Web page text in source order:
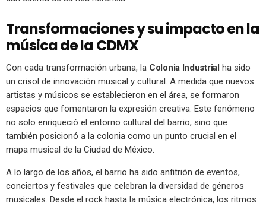
Transformaciones y su impacto en la
música de la CDMX
Con cada transformación urbana, la Colonia Industrial ha sido
un crisol de innovación musical y cultural. A medida que nuevos
artistas y músicos se establecieron en el área, se formaron
espacios que fomentaron la expresión creativa. Este fenómeno
no solo enriqueció el entorno cultural del barrio, sino que
también posicionó a la colonia como un punto crucial en el
mapa musical de la Ciudad de México.
A lo largo de los años, el barrio ha sido anfitrión de eventos,
conciertos y festivales que celebran la diversidad de géneros
musicales. Desde el rock hasta la música electrónica, los ritmos